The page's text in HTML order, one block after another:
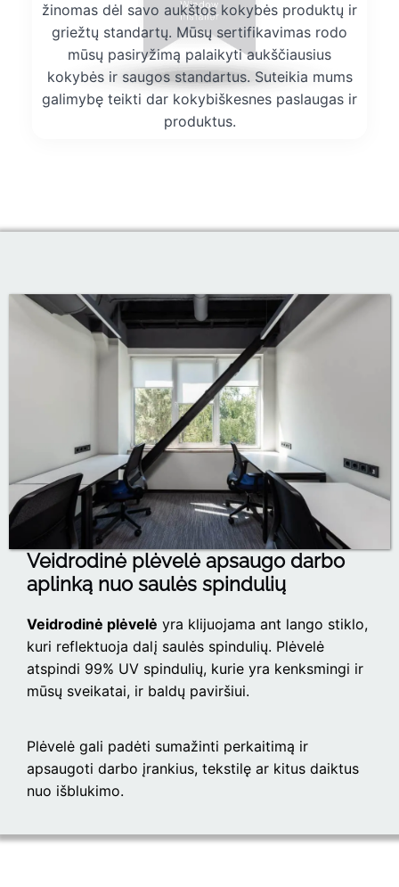
žinomas dėl savo aukštos kokybės produktų ir
griežtų standartų. Mūsų sertifikavimas rodo
mūsų pasiryžimą palaikyti aukščiausius
kokybės ir saugos standartus. Suteikia mums
galimybę teikti dar kokybiškesnes paslaugas ir
produktus.
Veidrodinė plėvelė apsaugo darbo
aplinką nuo saulės spindulių
Veidrodinė plėvelė yra klijuojama ant lango stiklo,
kuri reflektuoja dalį saulės spindulių. Plėvelė
atspindi 99% UV spindulių, kurie yra kenksmingi ir
mūsų sveikatai, ir baldų paviršiui.
Plėvelė gali padėti sumažinti perkaitimą ir
apsaugoti darbo įrankius, tekstilę ar kitus daiktus
nuo išblukimo.